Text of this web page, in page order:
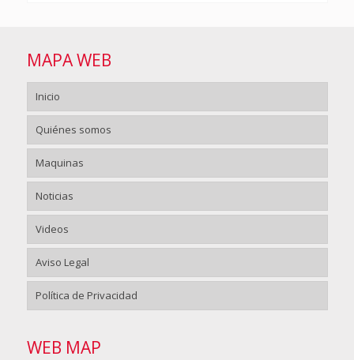
MAPA WEB
Inicio
Quiénes somos
Maquinas
Noticias
Videos
Aviso Legal
Política de Privacidad
WEB MAP